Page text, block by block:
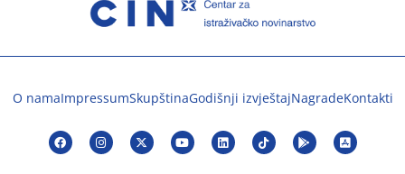
O namaImpressumSkupštinaGodišnji izvještajNagradeKontakti